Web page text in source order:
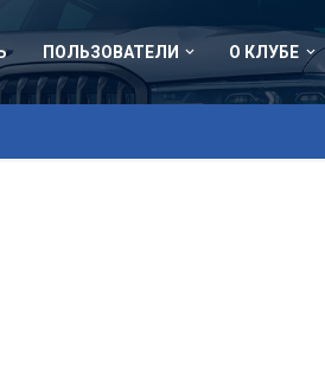
ПОЛЬЗОВАТЕЛИ О КЛУБЕ